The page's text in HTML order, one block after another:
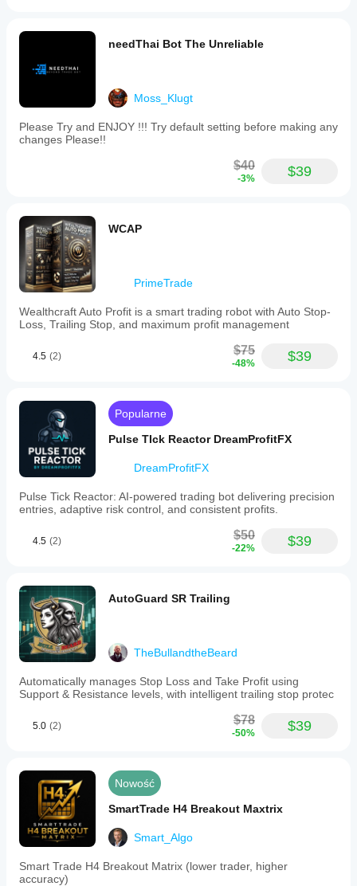
needThai Bot The Unreliable
Moss_Klugt
Please Try and ENJOY !!! Try default setting before making any
changes Please!!
$40
-3% $39
WCAP
PrimeTrade
Wealthcraft Auto Profit is a smart trading robot with Auto Stop-
Loss, Trailing Stop, and maximum profit management
4.5 (2) $75
-48% $39
Popularne
Pulse TIck Reactor DreamProfitFX
DreamProfitFX
Pulse Tick Reactor: AI-powered trading bot delivering precision
entries, adaptive risk control, and consistent profits.
4.5 (2) $50
-22% $39
AutoGuard SR Trailing
TheBullandtheBeard
Automatically manages Stop Loss and Take Profit using
Support & Resistance levels, with intelligent trailing stop protec
5.0 (2) $78
-50% $39
Nowość
SmartTrade H4 Breakout Maxtrix
Smart_Algo
Smart Trade H4 Breakout Matrix (lower trader, higher
accuracy)